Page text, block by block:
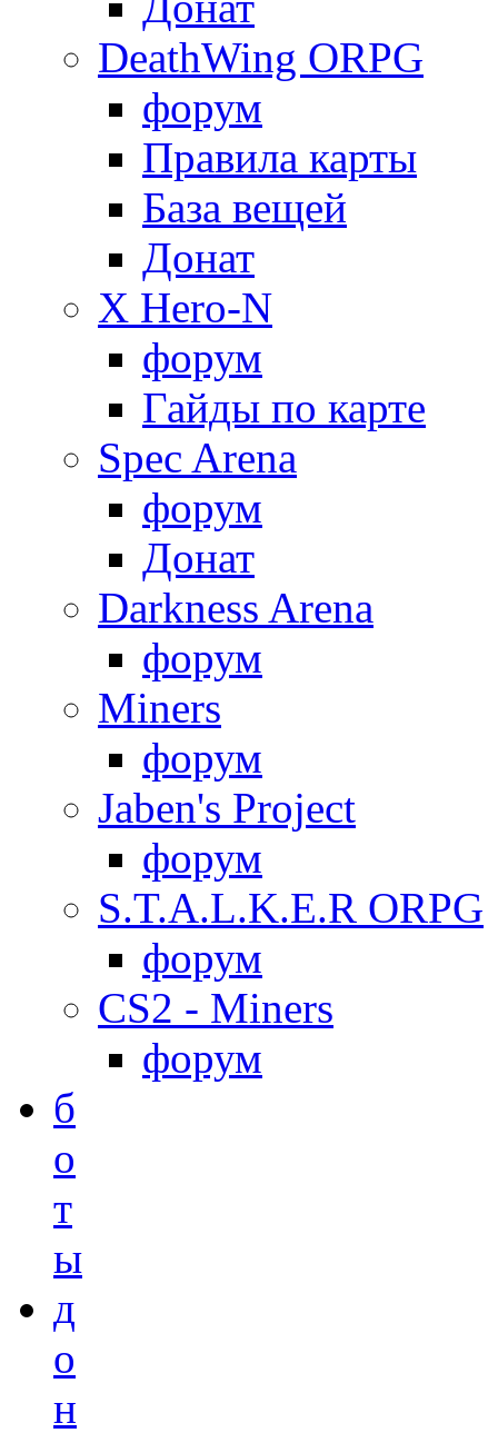
DeathWing ORPG
форум
Правила карты
База вещей
Донат
X Hero-N
форум
Гайды по карте
Spec Arena
форум
Донат
Darkness Arena
форум
Miners
форум
Jaben's Project
форум
S.T.A.L.K.E.R ORPG
форум
CS2 - Miners
форум
б
о
т
ы
д
о
н